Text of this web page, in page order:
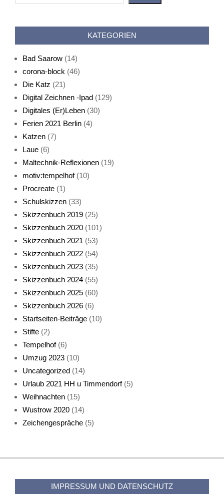
Live-Cat
Katze sturmerprobt
KATEGORIEN
Bad Saarow (14)
corona-block (46)
Die Katz (21)
Digital Zeichnen -Ipad (129)
Digitales (Er)Leben (30)
Ferien 2021 Berlin (4)
Katzen (7)
Laue (6)
Maltechnik-Reflexionen (19)
motiv:tempelhof(10)
Procreate (1)
Schulskizzen (33)
Skizzenbuch 2019 (25)
Skizzenbuch 2020 (101)
Skizzenbuch 2021 (53)
Skizzenbuch 2022 (54)
Skizzenbuch 2023 (35)
Skizzenbuch 2024 (55)
Skizzenbuch 2025 (60)
Skizzenbuch 2026 (6)
Startseiten-Beiträge (10)
Stifte (2)
Tempelhof(6)
Umzug 2023 (10)
Uncategorized (14)
Urlaub 2021 HH u Timmendorf(5)
Weihnachten (15)
Wustrow 2020 (14)
Zeichengespräche (5)
IMPRESSUM UND DATENSCHUTZ